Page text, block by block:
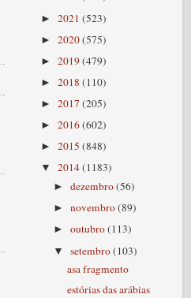
► 2021 (523)
► 2020(575)
► 2019(479)
► 2018 (110)
► 2017 (205)
► 2016(602)
► 2015 (848)
▼ 2014(1183)
►dezembro(56)
►novembro(89)
►outubro(113)
▼setembro(103)
asa fragmento
estórias das arábias